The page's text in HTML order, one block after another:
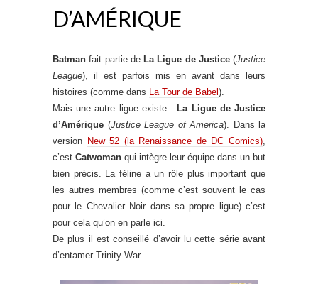
D’AMÉRIQUE
Batman fait partie de La Ligue de Justice(Justice
League), il est parfois mis en avant dans leurs
histoires (comme dans La Tour de Babel ).
Mais une autre ligue existe : La Ligue de Justice
d’Amérique (Justice League of America). Dans la
version New 52 (la Renaissance de DC Comics),
c’est Catwoman qui intègre leur équipe dans un but
bien précis. La féline a un rôle plus important que
les autres membres (comme c’est souvent le cas
pour le Chevalier Noir dans sa propre ligue) c’est
pour cela qu’on en parle ici.
De plus il est conseillé d’avoir lu cette série avant
d’entamer Trinity War.